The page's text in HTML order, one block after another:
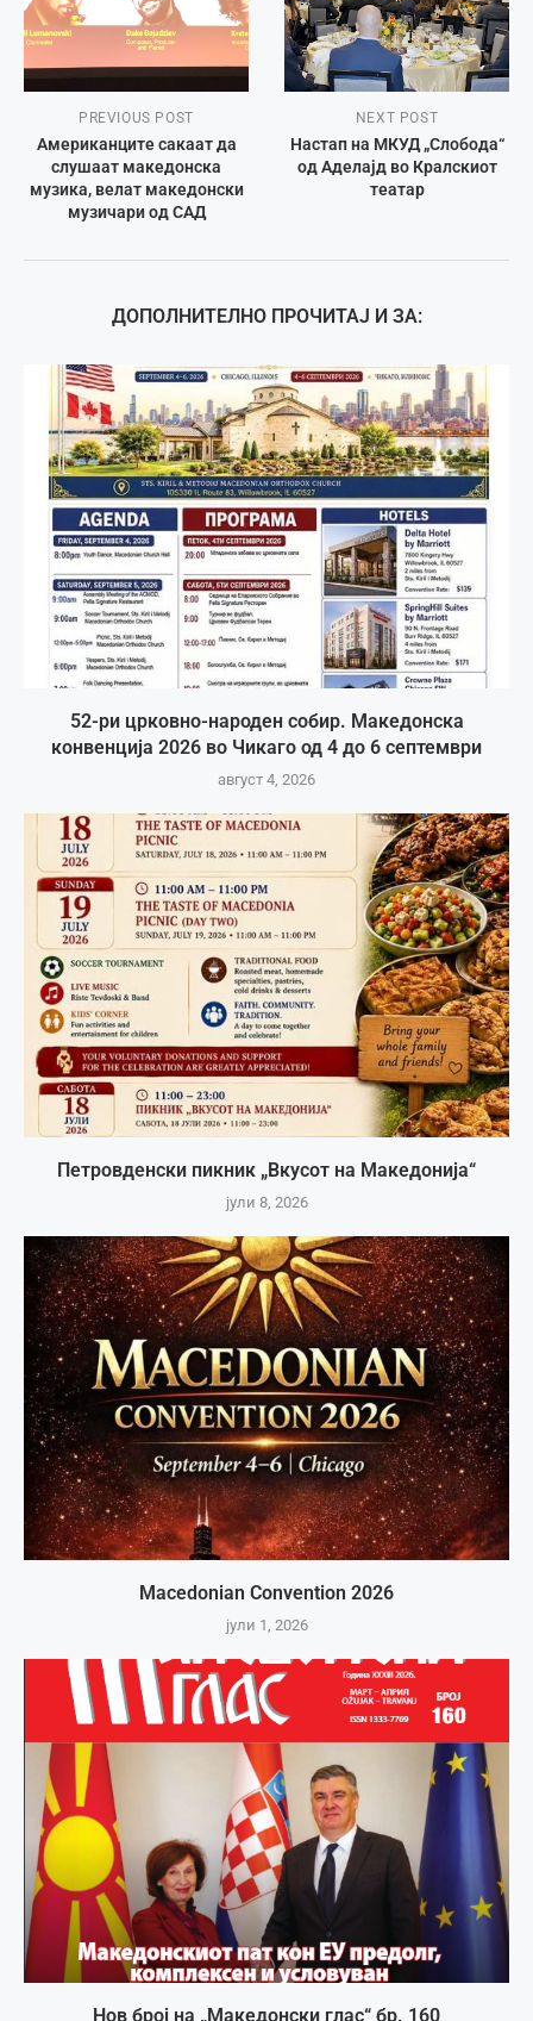
PREVIOUS POST
Американците сакаат да
слушаат македонска
музика, велат македонски
музичари од САД
NEXT POST
Настап на МКУД „Слобода“
од Аделајд во Кралскиот
театар
ДОПОЛНИТЕЛНО ПРОЧИТАЈ И ЗА:
52-ри црковно-народен собир. Македонска
конвенција 2026 во Чикаго од 4 до 6 септември
август 4, 2026
Петровденски пикник „Вкусот на Македонија“
јули 8, 2026
Macedonian Convention 2026
јули 1, 2026
Нов број на „Македонски глас“ бр. 160